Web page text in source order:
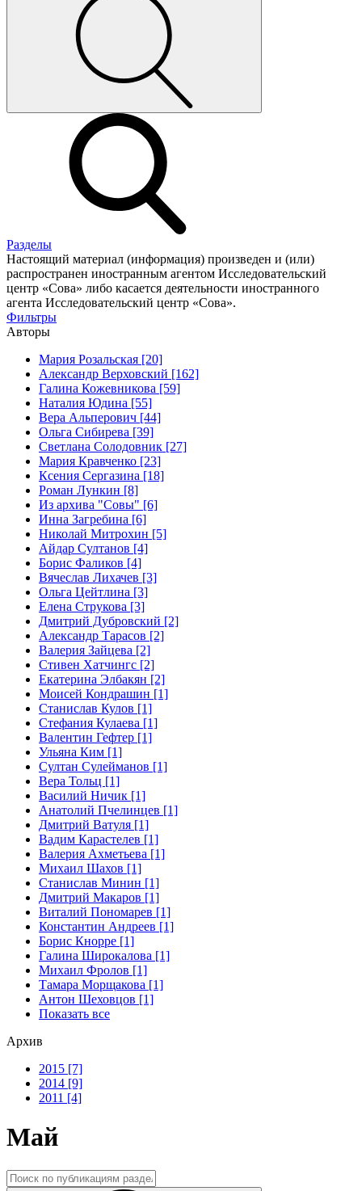
Разделы
Настоящий материал (информация) произведен и (или)
распространен иностранным агентом Исследовательский
центр «Сова» либо касается деятельности иностранного
агента Исследовательский центр «Сова».
Фильтры
Авторы
Мария Розальская [20]
Александр Верховский [162]
Галина Кожевникова [59]
Наталия Юдина [55]
Вера Альперович [44]
Ольга Сибирева [39]
Светлана Солодовник [27]
Мария Кравченко [23]
Ксения Сергазина [18]
Роман Лункин [8]
Из архива "Совы" [6]
Инна Загребина [6]
Николай Митрохин [5]
Айдар Султанов [4]
Борис Фаликов [4]
Вячеслав Лихачев [3]
Ольга Цейтлина [3]
Елена Струкова [3]
Дмитрий Дубровский [2]
Александр Тарасов [2]
Валерия Зайцева [2]
Стивен Хатчингс [2]
Екатерина Элбакян [2]
Моисей Кондрашин [1]
Станислав Кулов [1]
Стефания Кулаева [1]
Валентин Гефтер [1]
Ульяна Ким [1]
Султан Сулейманов [1]
Верa Тольц [1]
Василий Ничик [1]
Анатолий Пчелинцев [1]
Дмитрий Ватуля [1]
Вадим Карастелев [1]
Валерия Ахметьева [1]
Михаил Шахов [1]
Станислав Минин [1]
Дмитрий Макаров [1]
Виталий Пономарев [1]
Константин Андреев [1]
Борис Кнорре [1]
Галина Широкалова [1]
Михаил Фролов [1]
Тамара Морщакова [1]
Антон Шеховцов [1]
Показать все
Архив
2015 [7]
2014 [9]
2011 [4]
Май